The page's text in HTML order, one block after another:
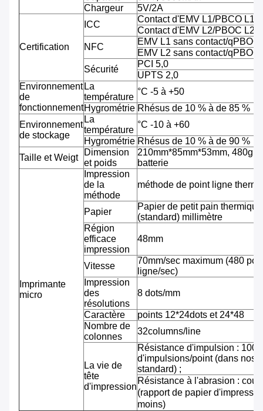
Chargeur
5V/2A
Certification
ICC
Contact d'EMV L1/PBCO L1
Contact d'EMV L2/PBOC L2
NFC
EMV L1 sans contact/qPBOC
EMV L2 sans contact/qPBOC
Sécurité
PCI 5,0
UPTS 2,0
Environnement
de
fonctionnement
La
température
°C -5 à +50
Hygrométrie Rhésus de 10 % à de 85 %
Environnement
de stockage
La
température
°C -10 à +60
Hygrométrie Rhésus de 10 % à de 90 %
Taille et Weigt
Dimension
et poids
210mm*85mm*53mm, 480g
batterie
Imprimante
micro
Impression
de la
méthode
méthode de point ligne
Papier
Papier de petit pain
(standard) millimètre
Région
efficace
impression
48mm
Vitesse
70mm/sec maximum (480
ligne/sec)
Impression
des
résolutions
8 dots/mm
Caractère
points 12*24dots et 24*48
Nombre de
colonnes
32columns/line
La vie de
tête
d'impression
Résistance d'impulsion : 100
d'impulsions/point (dans nos
standard) ;
Résistance à l'abrasion :
(rapport de papier
moins)